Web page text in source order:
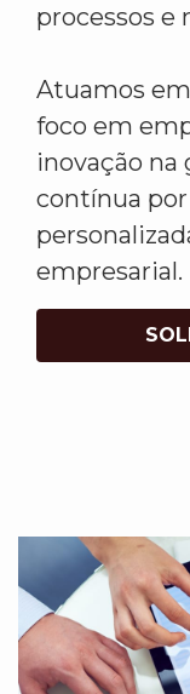
processos e
Atuamos
foco em
inovação na
contínua
empresarial.